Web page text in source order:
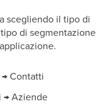
scegliendo il tipo di
di segmentazione
→ Contatti
→ Aziende